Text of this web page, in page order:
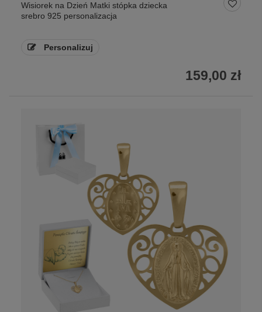
Wisiorek na Dzień Matki stópka dziecka
srebro 925 personalizacja
Personalizuj
159,00 zł